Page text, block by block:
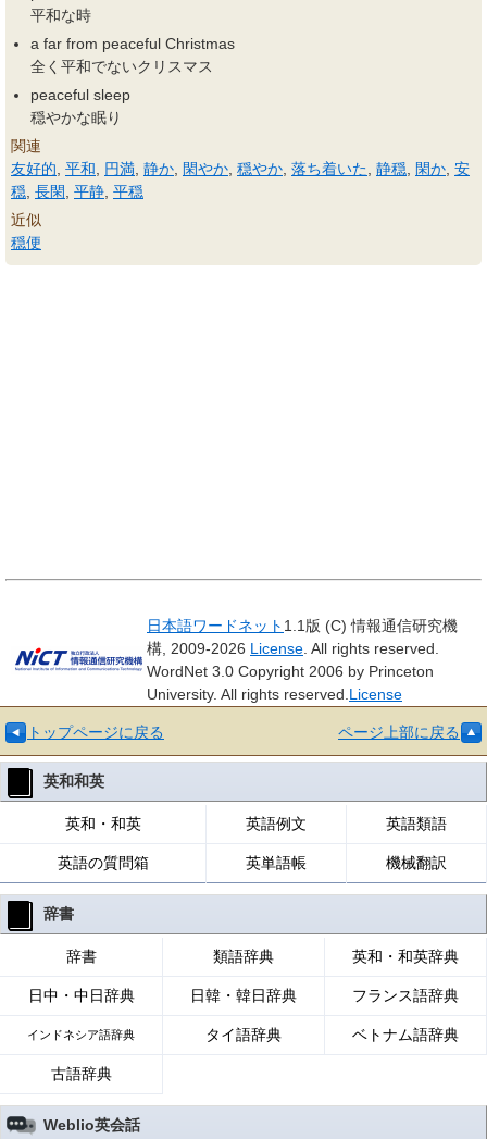
平和な時
a far from peaceful Christmas
全く平和でないクリスマス
peaceful sleep
穏やかな眠り
関連
友好的 平和 円満 静か 閑やか 穏やか 落ち着いた 静穏 閑か 安
穏 長閑 平静 平穏
近似
穏便
日本語ワードネット 1.1版 (C) 情報通信研究機
構, 2009-2026 License . All rights reserved.
WordNet 3.0 Copyright 2006 by Princeton
University. All rights reserved. License
トップページに戻る ページ上部に戻る
英和和英
英和・和英 英語例文 英語類語
英語の質問箱 英単語帳 機械翻訳
辞書
辞書 類語辞典 英和・和英辞典
日中・中日辞典 日韓・韓日辞典 フランス語辞典
インドネシア語辞典 タイ語辞典 ベトナム語辞典
古語辞典
Weblio英会話